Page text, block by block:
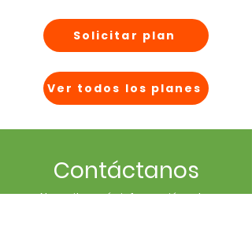
Solicitar plan
Ver todos los planes
Contáctanos
¿Necesitas más información sobre